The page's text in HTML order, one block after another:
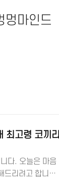
멍마인드
최고령 코끼리
다. 오늘은 마음
드리려고 합니다.